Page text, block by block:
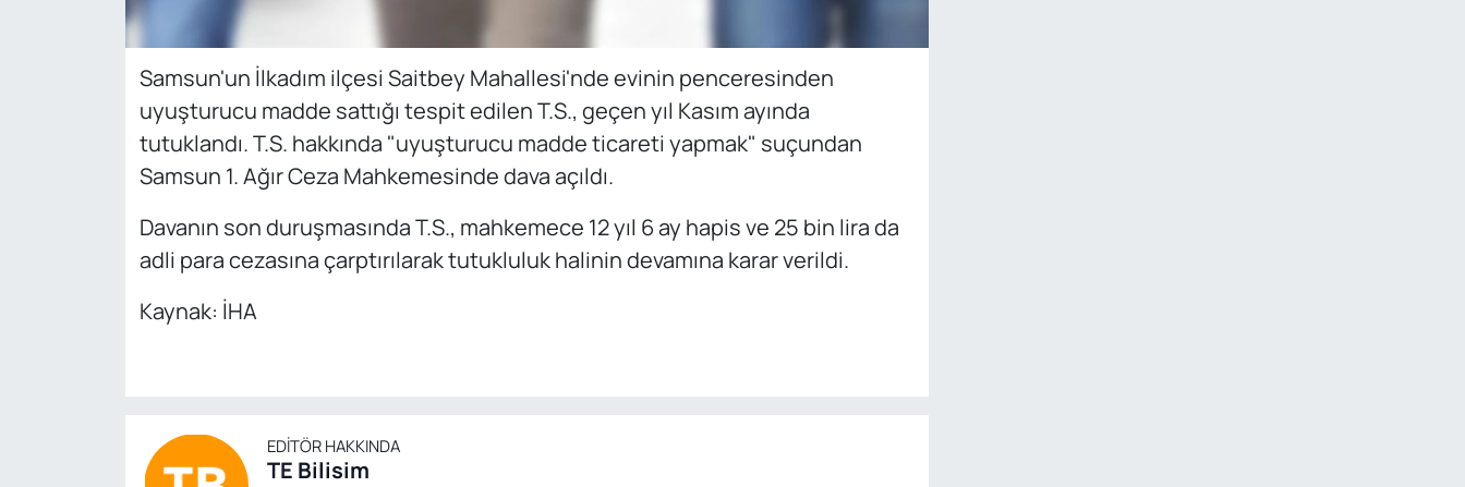
Samsun'un İlkadım ilçesi Saitbey Mahallesi'nde evinin penceresinden
uyuşturucu madde sattığı tespit edilen T.S., geçen yıl Kasım ayında
tutuklandı. T.S. hakkında "uyuşturucu madde ticareti yapmak" suçundan
Samsun 1. Ağır Ceza Mahkemesinde dava açıldı.
Davanın son duruşmasında T.S., mahkemece 12 yıl 6 ay hapis ve 25 bin lira da
adli para cezasına çarptırılarak tutukluluk halinin devamına karar verildi.
Kaynak: İHA
EDITÖR HAKKINDA
TE Bilisim